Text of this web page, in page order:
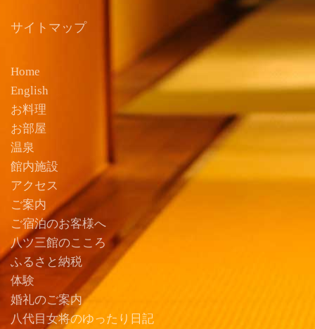
サイトマップ
Home
English
お料理
お部屋
温泉
館内施設
アクセス
ご案内
ご宿泊のお客様へ
八ツ三館のこころ
ふるさと納税
体験
婚礼のご案内
八代目女将のゆったり日記